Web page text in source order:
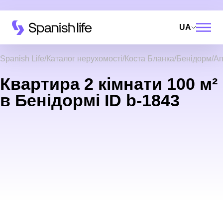
UA
Spanish Life Каталог нерухомості Коста Бланка Бенідорм
Квартира 2 кімнати 100 м²
в Бенідормі ID b-1843